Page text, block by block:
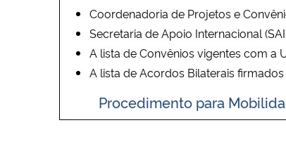
Coordenadoria de Projetos e
Secretaria de Apoio Internacional
A lista de Convênios vigentes com a
A lista de Acordos Bilaterais
Procedimento para